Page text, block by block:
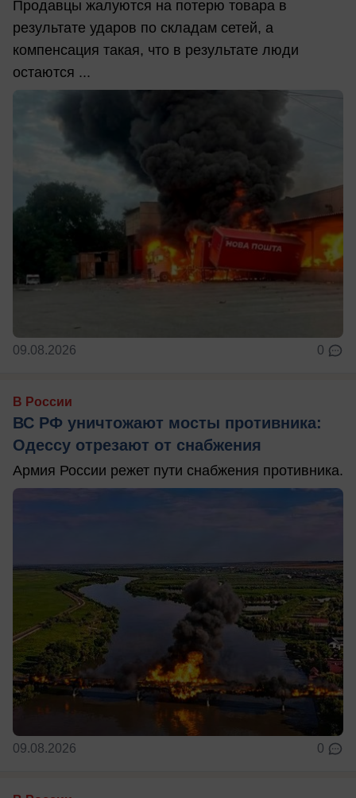
Продавцы жалуются на потерю товара в
результате ударов по складам сетей, а
компенсация такая, что в результате люди
остаются ...
09.08.2026 0
В России
ВС РФ уничтожают мосты противника:
Одессу отрезают от снабжения
Армия России режет пути снабжения противника.
09.08.2026 0